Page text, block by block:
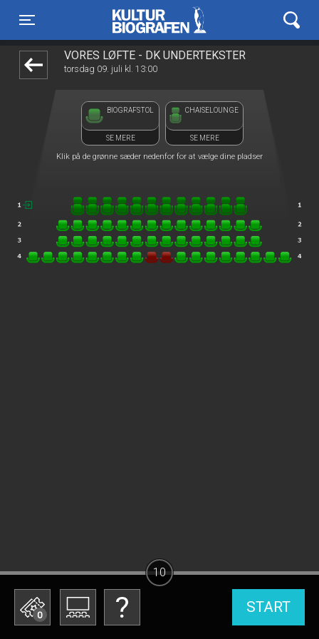
Toggle navigation
Kulturbiografen
VORES LØFTE - DK UNDERTEKSTER
torsdag 09. juli kl. 13:00
BIOGRAFSTOL
SE MERE
CHAISELOUNGE
SE MERE
Klik på de grønne sæder nedenfor for at vælge dine pladser
0 START
10
front03-cc 103952